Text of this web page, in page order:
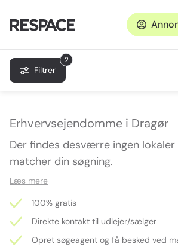
2
Filtrer
Erhvervsejendomme i Dragør
Der findes desværre ingen lokaler
matcher din søgning.
Læs mere
100% gratis
Direkte kontakt til udlejer/sælger
Opret søgeagent og få besked ved